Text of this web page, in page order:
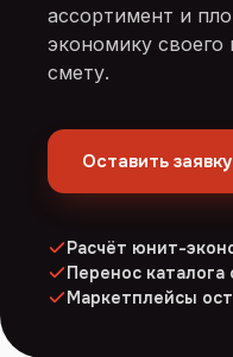
ассортимент и
экономику
смету.
Оставить заявку
Расчёт юнит-
Перенос
Маркетплейсы